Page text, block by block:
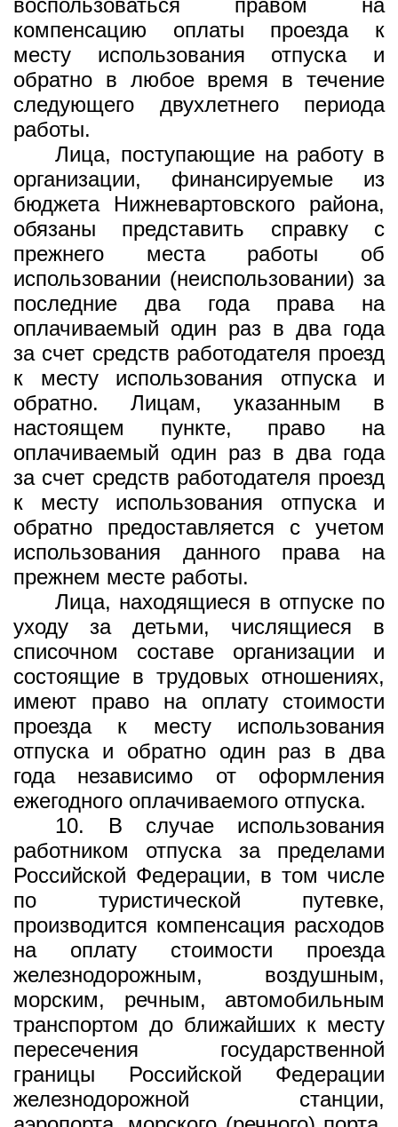
компенсацию оплаты проезда к
месту использования отпуска и
обратно в любое время в течение
следующего двухлетнего периода
работы.
Лица, поступающие на работу в
организации, финансируемые из
бюджета Нижневартовского района,
обязаны представить справку с
прежнего места работы об
использовании (неиспользовании) за
последние два года права на
оплачиваемый один раз в два года
за счет средств работодателя проезд
к месту использования отпуска и
обратно. Лицам, указанным в
настоящем пункте, право на
оплачиваемый один раз в два года
за счет средств работодателя проезд
к месту использования отпуска и
обратно предоставляется с учетом
использования данного права на
прежнем месте работы.
Лица, находящиеся в отпуске по
уходу за детьми, числящиеся в
списочном составе организации и
состоящие в трудовых отношениях,
имеют право на оплату стоимости
проезда к месту использования
отпуска и обратно один раз в два
года независимо от оформления
ежегодного оплачиваемого отпуска.
10. В случае использования
работником отпуска за пределами
Российской Федерации, в том числе
по туристической путевке,
производится компенсация расходов
на оплату стоимости проезда
железнодорожным, воздушным,
морским, речным, автомобильным
транспортом до ближайших к месту
пересечения государственной
границы Российской Федерации
железнодорожной станции,